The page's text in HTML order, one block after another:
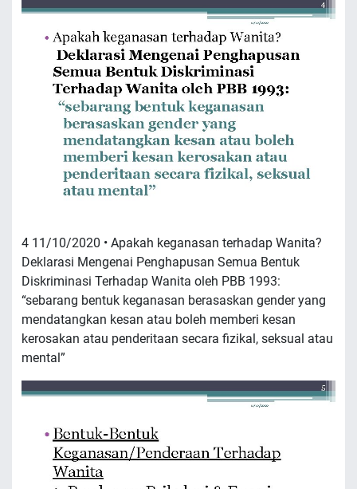
4 11/10/2020 • Apakah keganasan terhadap Wanita?
Deklarasi Mengenai Penghapusan Semua Bentuk
Diskriminasi Terhadap Wanita oleh PBB 1993:
“sebarang bentuk keganasan berasaskan gender yang
mendatangkan kesan atau boleh memberi kesan
kerosakan atau penderitaan secara fizikal, seksual atau
mental”